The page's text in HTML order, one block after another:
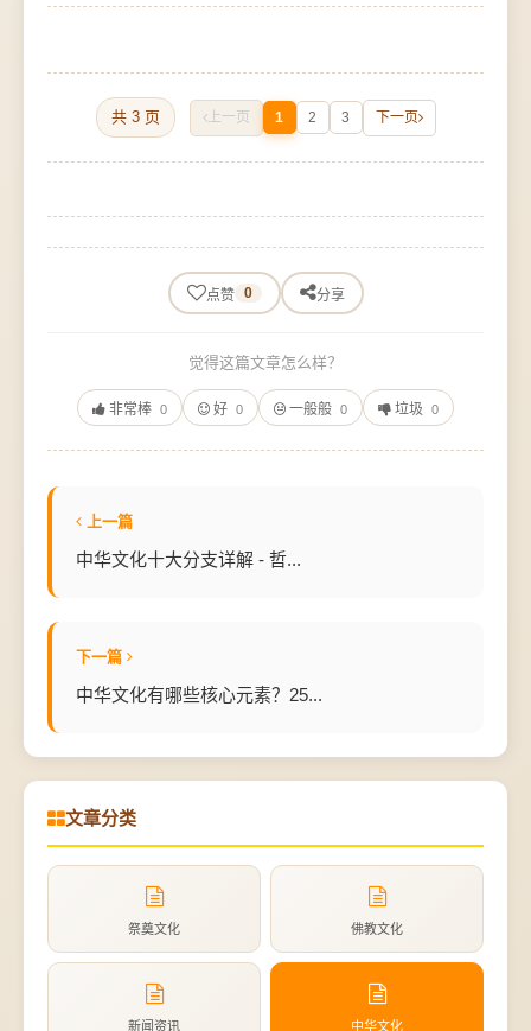
共 3 页 上一页 1 2 3 下一页
点赞 0 分享
觉得这篇文章怎么样？
非常棒 0 好 0 一般般 0 垃圾 0
上一篇
中华文化十大分支详解 - 哲...
下一篇
中华文化有哪些核心元素？25...
文章分类
祭奠文化 佛教文化
新闻资讯 中华文化